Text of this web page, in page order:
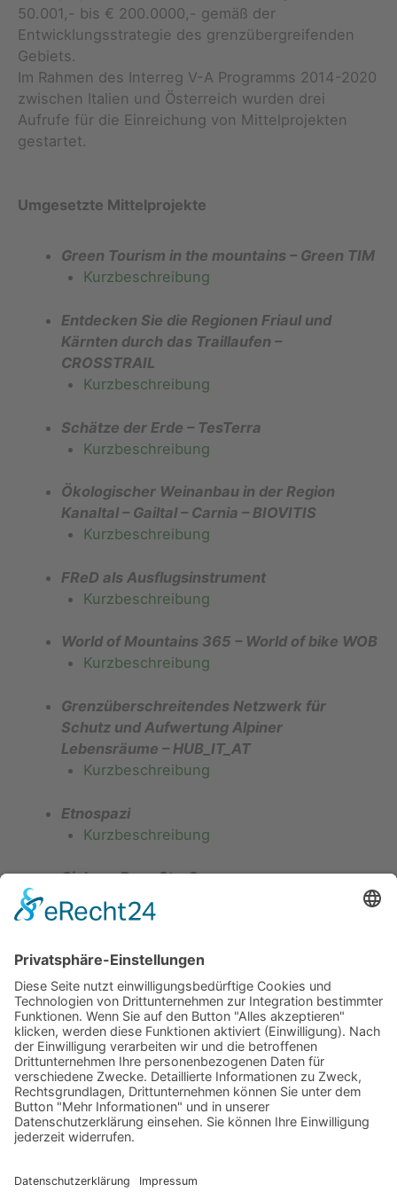
50.001,- bis € 200.0000,- gemäß der
Entwicklungsstrategie des grenzübergreifenden
Gebiets.
Im Rahmen des Interreg V-A Programms 2014-2020
zwischen Italien und Österreich wurden drei
Aufrufe für die Einreichung von Mittelprojekten
gestartet.
Umgesetzte Mittelprojekte
Green Tourism in the mountains – Green TIM
Kurzbeschreibung
Entdecken Sie die Regionen Friaul und
Kärnten durch das Traillaufen –
CROSSTRAIL
Kurzbeschreibung
Schätze der Erde – TesTerra
Kurzbeschreibung
Ökologischer Weinanbau in der Region
Kanaltal – Gailtal – Carnia – BIOVITIS
Kurzbeschreibung
FReD als Ausflugsinstrument
Kurzbeschreibung
World of Mountains 365 – World of bike WOB
Kurzbeschreibung
Grenzüberschreitendes Netzwerk für
Schutz und Aufwertung Alpiner
Lebensräume – HUB_IT_AT
Kurzbeschreibung
Etnospazi
Kurzbeschreibung
Sichere Pass Straße
Kurzbeschreibung
Kurzbeschreibung
Straße der Musik – VIDeM
Kurzbeschreibung
Von Pass zu Pass – Vom Plöckenpass zum
Nassfeldpass – PASSOPASS
Kurzbeschreibung